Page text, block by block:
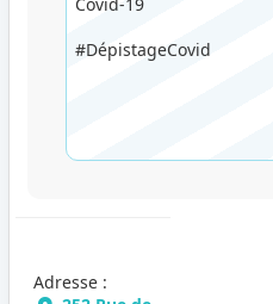
#DépistageCovid
Adresse :